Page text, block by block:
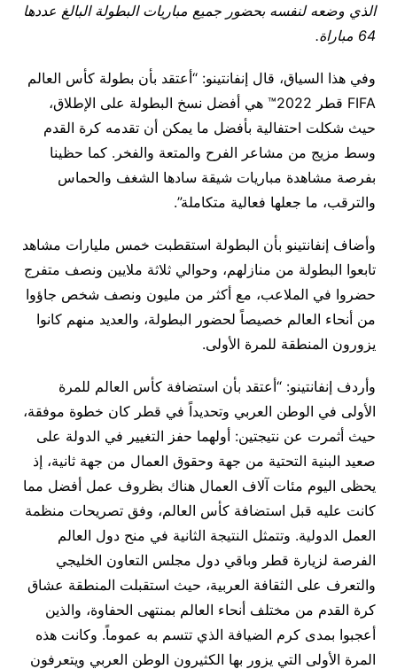
الذي وضعه لنفسه بحضور جميع مباريات البطولة البالغ عددها
64 مباراة.
وفي هذا السياق، قال إنفانتينو: “أعتقد بأن بطولة كأس العالم
FIFA قطر 2022™ هي أفضل نسخ البطولة على الإطلاق،
حيث شكلت احتفالية بأفضل ما يمكن أن تقدمه كرة القدم
وسط مزيج من مشاعر الفرح والمتعة والفخر. كما حظينا
بفرصة مشاهدة مباريات شيقة سادها الشغف والحماس
والترقب، ما جعلها فعالية متكاملة”.
وأضاف إنفانتينو بأن البطولة استقطبت خمس مليارات مشاهد
تابعوا البطولة من منازلهم، وحوالي ثلاثة ملايين ونصف متفرج
حضروا في الملاعب، مع أكثر من مليون ونصف شخص جاؤوا
من أنحاء العالم خصيصاً لحضور البطولة، والعديد منهم كانوا
يزورون المنطقة للمرة الأولى.
وأردف إنفانتينو: “أعتقد بأن استضافة كأس العالم للمرة
الأولى في الوطن العربي وتحديداً في قطر كان خطوة موفقة،
حيث أثمرت عن نتيجتين: أولهما حفز التغيير في الدولة على
صعيد البنية التحتية من جهة وحقوق العمال من جهة ثانية، إذ
يحظى اليوم مئات آلاف العمال هناك بظروف عمل أفضل مما
كانت عليه قبل استضافة كأس العالم، وفق تصريحات منظمة
العمل الدولية. وتتمثل النتيجة الثانية في منح دول العالم
الفرصة لزيارة قطر وباقي دول مجلس التعاون الخليجي
والتعرف على الثقافة العربية، حيث استقبلت المنطقة عشاق
كرة القدم من مختلف أنحاء العالم بمنتهى الحفاوة، والذين
أعجبوا بمدى كرم الضيافة الذي تتسم به عموماً. وكانت هذه
المرة الأولى التي يزور بها الكثيرون الوطن العربي ويتعرفون